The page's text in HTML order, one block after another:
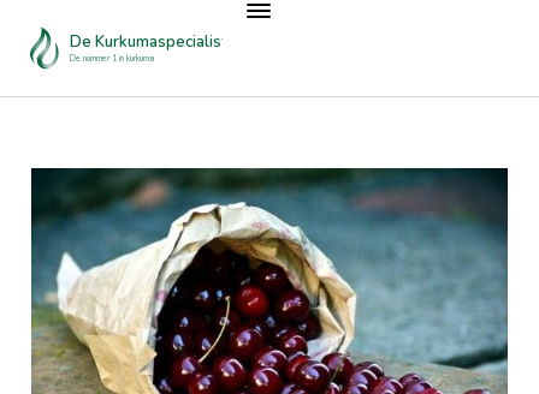
De Kurkumaspecialist
De nummer 1 in kurkuma